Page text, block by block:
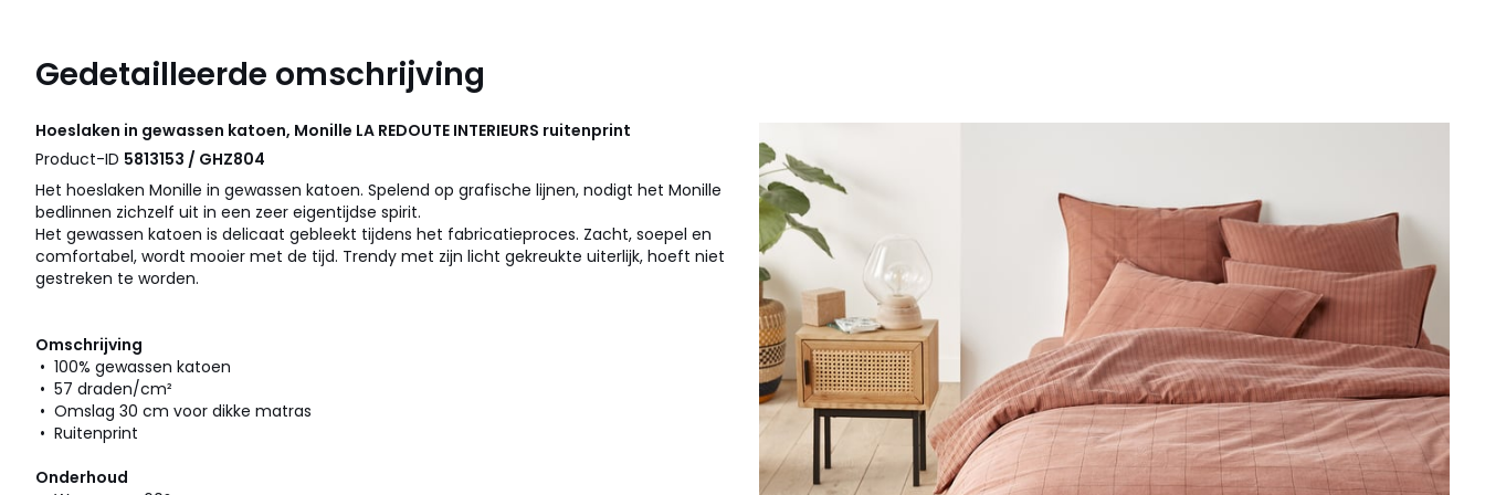
Gedetailleerde omschrijving
Hoeslaken in gewassen katoen, Monille LA REDOUTE INTERIEURS ruitenprint
Product-ID 5813153 / GHZ804
Het hoeslaken Monille in gewassen katoen. Spelend op grafische lijnen, nodigt het Monille
bedlinnen zichzelf uit in een zeer eigentijdse spirit.
Het gewassen katoen is delicaat gebleekt tijdens het fabricatieproces. Zacht, soepel en
comfortabel, wordt mooier met de tijd. Trendy met zijn licht gekreukte uiterlijk, hoeft niet
gestreken te worden.
Omschrijving
• 100% gewassen katoen
• 57 draden/cm²
• Omslag 30 cm voor dikke matras
• Ruitenprint
Onderhoud